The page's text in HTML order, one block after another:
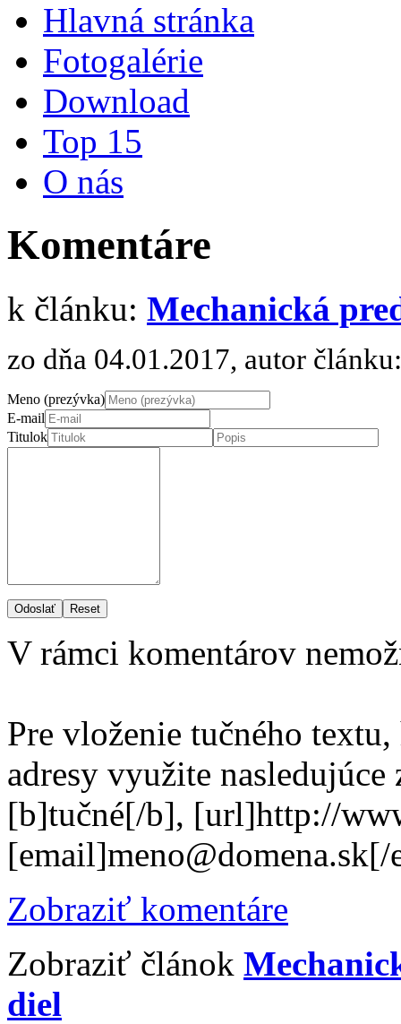
Hlavná stránka
Fotogalérie
Download
Top 15
O nás
Komentáre
k článku: Mechanická
zo dňa 04.01.2017, autor
Meno (prezývka)
E-mail
Titulok
Odoslať Reset
V rámci komentárov
Pre vloženie tučného
adresy využite nasledujúce
[b]tučné[/b], [url]http://
Zobraziť komentáre
Zobraziť článok
diel